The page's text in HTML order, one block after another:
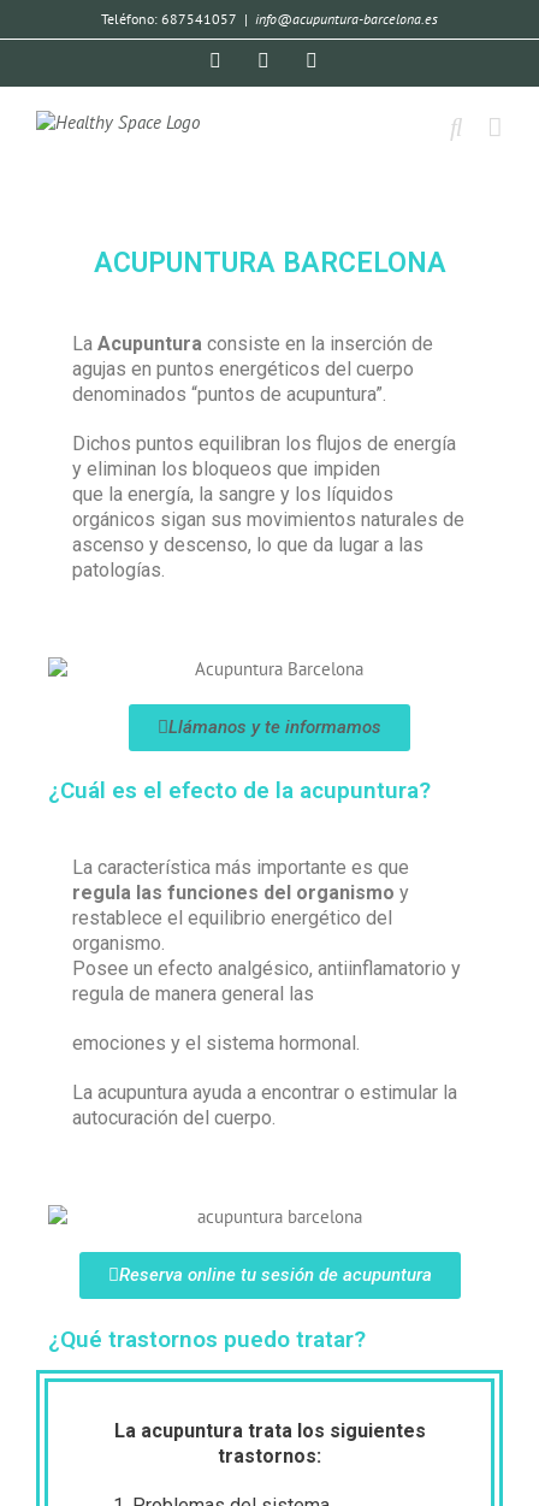
Teléfono: 687541057 | info@acupuntura-barcelona.es
ACUPUNTURA BARCELONA
La Acupuntura consiste en la inserción de
agujas en puntos energéticos del cuerpo
denominados “puntos de acupuntura”.
Dichos puntos equilibran los flujos de energía
y eliminan los bloqueos que impiden
que la energía, la sangre y los líquidos
orgánicos sigan sus movimientos naturales de
ascenso y descenso, lo que da lugar a las
patologías.
Llámanos y te informamos
¿Cuál es el efecto de la acupuntura?
La característica más importante es que
regula las funciones del organismo y
restablece el equilibrio energético del
organismo.
Posee un efecto analgésico, antiinflamatorio y
regula de manera general las
emociones y el sistema hormonal.
La acupuntura ayuda a encontrar o estimular la
autocuración del cuerpo.
Reserva online tu sesión de acupuntura
¿Qué trastornos puedo tratar?
La acupuntura trata los siguientes
trastornos: